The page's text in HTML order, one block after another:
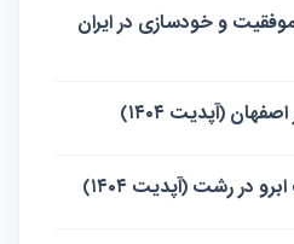
موفقیت و خودسازی در ایران